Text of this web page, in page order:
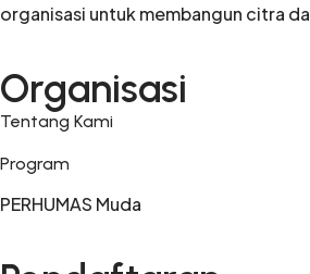
organisasi untuk membangun citra
Organisasi
Tentang Kami
Program
PERHUMAS Muda